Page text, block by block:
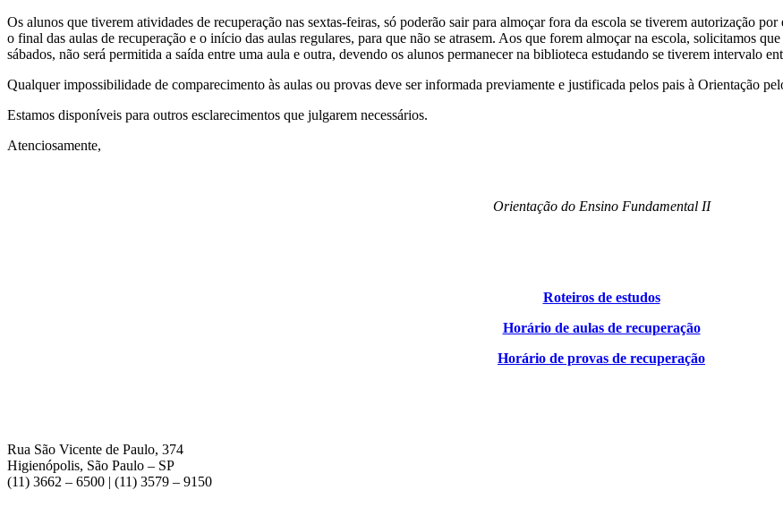
Os alunos que tiverem atividades de recuperação nas sextas-feiras, só poderão sair para almoçar fora da escola se tiverem autorização
o final das aulas de recuperação e o início das aulas regulares, para que não se atrasem. Aos que forem almoçar na escola, solicitamos
sábados, não será permitida a saída entre uma aula e outra, devendo os alunos permanecer na biblioteca estudando se tiverem intervalo
Qualquer impossibilidade de comparecimento às aulas ou provas deve ser informada previamente e justificada pelos pais à Orientação
Estamos disponíveis para outros esclarecimentos que julgarem necessários.
Atenciosamente,
Orientação do Ensino Fundamental II
Roteiros de estudos
Horário de aulas de recuperação
Horário de provas de recuperação
Rua São Vicente de Paulo, 374
Higienópolis, São Paulo – SP
(11) 3662 – 6500 | (11) 3579 – 9150